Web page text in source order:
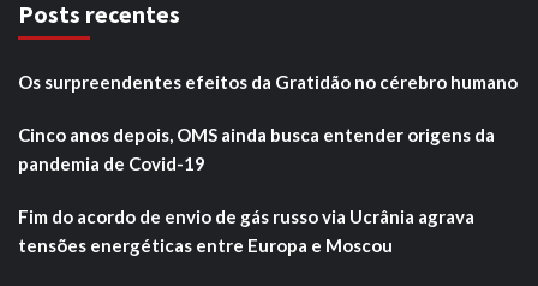
Posts recentes
Os surpreendentes efeitos da Gratidão no cérebro humano
Cinco anos depois, OMS ainda busca entender origens da
pandemia de Covid-19
Fim do acordo de envio de gás russo via Ucrânia agrava
tensões energéticas entre Europa e Moscou